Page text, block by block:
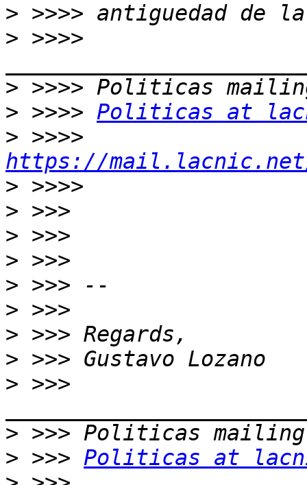
>
> >>>>
>
> >>>> Politicas at
>
https://
>
>
>
>
>
>
>
>
> >>>
>
> >>> Politicas at